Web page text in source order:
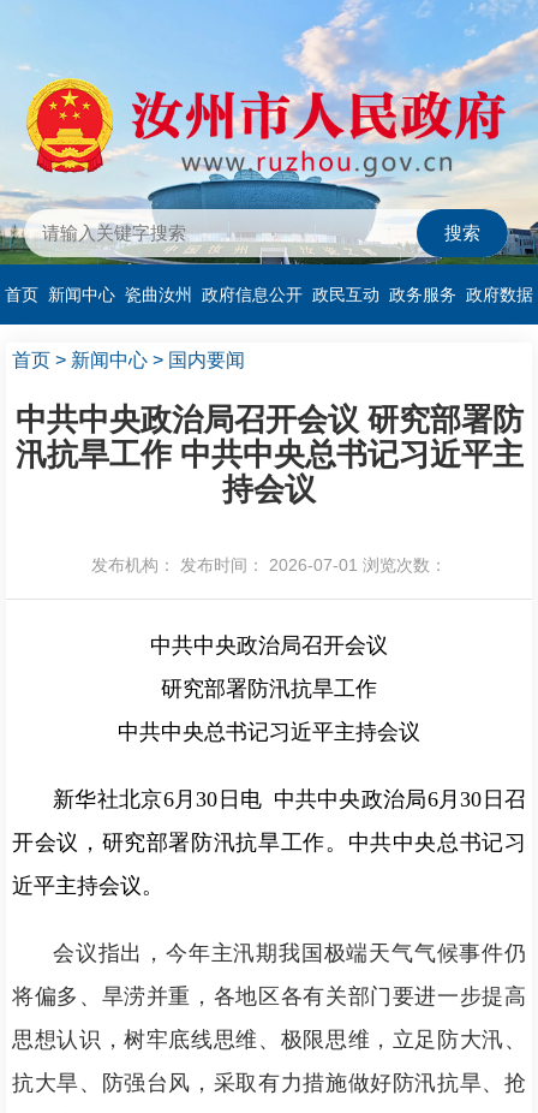
首页 新闻中心 瓷曲汝州 政府信息公开 政民互动 政务服务 政府数据
首页 > 新闻中心 > 国内要闻
中共中央政治局召开会议 研究部署防
汛抗旱工作 中共中央总书记习近平主
持会议
发布机构： 发布时间： 2026-07-01 浏览次数：
中共中央政治局召开会议
研究部署防汛抗旱工作
中共中央总书记习近平主持会议
新华社北京6月30日电 中共中央政治局6月30日召
开会议，研究部署防汛抗旱工作。中共中央总书记习
近平主持会议。
会议指出，今年主汛期我国极端天气气候事件仍
将偏多、旱涝并重，各地区各有关部门要进一步提高
思想认识，树牢底线思维、极限思维，立足防大汛、
抗大旱、防强台风，采取有力措施做好防汛抗旱、抢